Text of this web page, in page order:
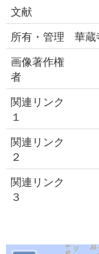
文献
所有・管理
華蔵
画像著作権
者
関連リンク
１
関連リンク
２
関連リンク
３